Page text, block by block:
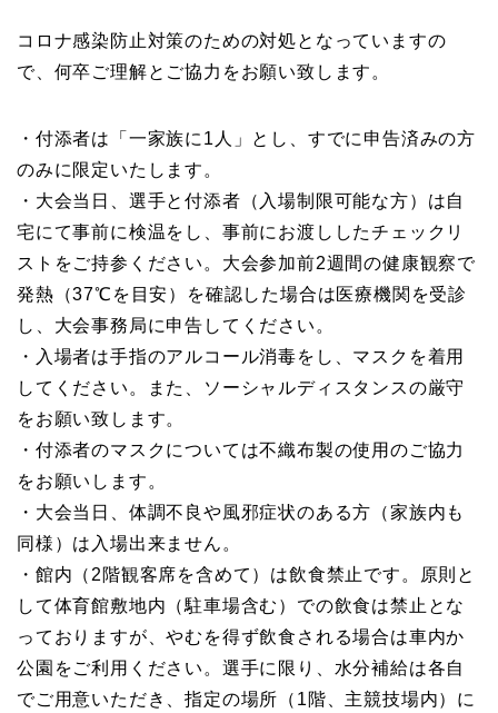
コロナ感染防止対策のための対処となっていますの
で、何卒ご理解とご協力をお願い致します。
・付添者は「一家族に1人」とし、すでに申告済みの方
のみに限定いたします。
・大会当日、選手と付添者（入場制限可能な方）は自
宅にて事前に検温をし、事前にお渡ししたチェックリ
ストをご持参ください。大会参加前2週間の健康観察で
発熱（37℃を目安）を確認した場合は医療機関を受診
し、大会事務局に申告してください。
・入場者は手指のアルコール消毒をし、マスクを着用
してください。また、ソーシャルディスタンスの厳守
をお願い致します。
・付添者のマスクについては不織布製の使用のご協力
をお願いします。
・大会当日、体調不良や風邪症状のある方（家族内も
同様）は入場出来ません。
・館内（2階観客席を含めて）は飲食禁止です。原則と
して体育館敷地内（駐車場含む）での飲食は禁止とな
っておりますが、やむを得ず飲食される場合は車内か
公園をご利用ください。選手に限り、水分補給は各自
でご用意いただき、指定の場所（1階、主競技場内）に